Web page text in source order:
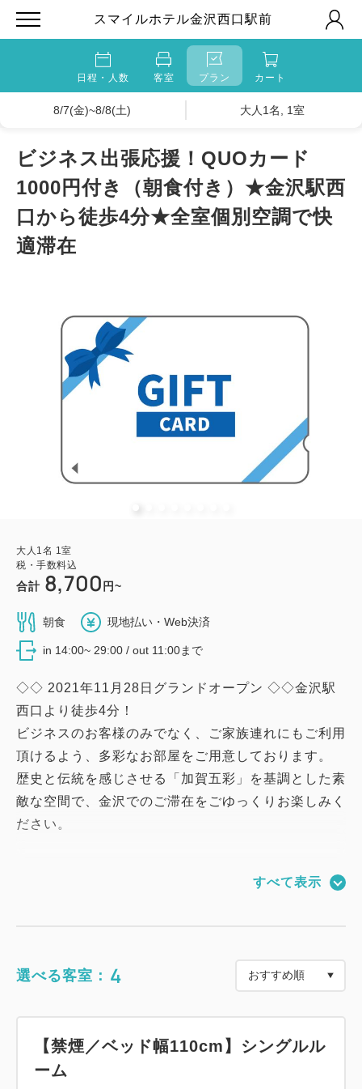
スマイルホテル金沢西口駅前
日程・人数 客室 プラン カート
8/7(金)~8/8(土) 大人1名, 1室
ビジネス出張応援！QUOカード
1000円付き（朝食付き）★金沢駅西
口から徒歩4分★全室個別空調で快
適滞在
大人 1 名 1 室
税・手数料込
合計 8,700 円~
朝食 現地払い・Web決済
in 14:00~ 29:00 / out 11:00まで
◇◇ 2021年11月28日グランドオープン ◇◇金沢駅
西口より徒歩4分！
ビジネスのお客様のみでなく、ご家族連れにもご利用
頂けるよう、多彩なお部屋をご用意しております。
歴史と伝統を感じさせる「加賀五彩」を基調とした素
敵な空間で、金沢でのご滞在をごゆっくりお楽しみく
ださい。
【スマイルホテル金沢西口駅前のおすすめポイント】
・全室禁煙♪（1Fに喫煙コーナーあり）
・全客室に加湿空気清浄機完備♪
すべて表示
選べる客室： 4
【禁煙／ベッド幅110cm】シングルル
ーム